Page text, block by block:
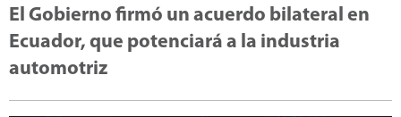
El Gobierno firmó un acuerdo bilateral en
Ecuador, que potenciará a la industria
automotriz